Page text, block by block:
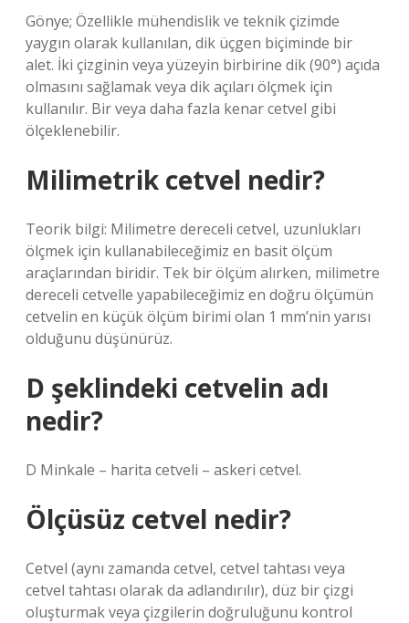
Gönye; Özellikle mühendislik ve teknik çizimde
yaygın olarak kullanılan, dik üçgen biçiminde bir
alet. İki çizginin veya yüzeyin birbirine dik (90°) açıda
olmasını sağlamak veya dik açıları ölçmek için
kullanılır. Bir veya daha fazla kenar cetvel gibi
ölçeklenebilir.
Milimetrik cetvel nedir?
Teorik bilgi: Milimetre dereceli cetvel, uzunlukları
ölçmek için kullanabileceğimiz en basit ölçüm
araçlarından biridir. Tek bir ölçüm alırken, milimetre
dereceli cetvelle yapabileceğimiz en doğru ölçümün
cetvelin en küçük ölçüm birimi olan 1 mm’nin yarısı
olduğunu düşünürüz.
D şeklindeki cetvelin adı
nedir?
D Minkale – harita cetveli – askeri cetvel.
Ölçüsüz cetvel nedir?
Cetvel (aynı zamanda cetvel, cetvel tahtası veya
cetvel tahtası olarak da adlandırılır), düz bir çizgi
oluşturmak veya çizgilerin doğruluğunu kontrol